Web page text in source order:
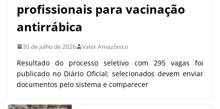
profissionais para vacinação
antirrábica
30 de julho de 2026 Valor Amazônico
Resultado do processo seletivo com 295 vagas foi
publicado no Diário Oficial; selecionados devem enviar
documentos pelo sistema e comparecer